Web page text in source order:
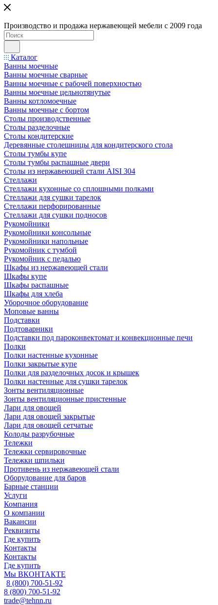
Производство и продажа нержавеющей мебели с 2009 года
Каталог
Ванны моечные
Ванны моечные сварные
Ванны моечные с рабочей поверхностью
Ванны моечные цельнотянутые
Ванны котломоечные
Ванны моечные с бортом
Столы производственные
Столы разделочные
Столы кондитерские
Деревянные столешницы для кондитерского стола
Столы тумбы купе
Столы тумбы распашные двери
Столы из нержавеющей стали AISI 304
Стеллажи
Стеллажи кухонные со сплошными полками
Стеллажи для сушки тарелок
Стеллажи перфорированные
Стеллажи для сушки подносов
Рукомойники
Рукомойники консольные
Рукомойники напольные
Рукомойник с тумбой
Рукомойник с педалью
Шкафы из нержавеющей стали
Шкафы купе
Шкафы распашные
Шкафы для хлеба
Уборочное оборудование
Моповые ванны
Подставки
Подтоварники
Подставки под пароконвектомат и конвекционные печи
Полки
Полки настенные кухонные
Полки закрытые купе
Полки для разделочных досок и крышек
Полки настенные для сушки тарелок
Зонты вентиляционные
Зонты вентиляционные пристенные
Лари для овощей
Лари для овощей закрытые
Лари для овощей сетчатые
Колоды разрубочные
Тележки
Тележки сервировочные
Тележки шпильки
Противень из нержавеющей стали
Оборудование для баров
Барные станции
Услуги
Компания
О компании
Вакансии
Реквизиты
Где купить
Контакты
Контакты
Где купить
Мы ВКОНТАКТЕ
8 (800) 700-51-92
8 (800) 700-51-92
trade@tehnn.ru